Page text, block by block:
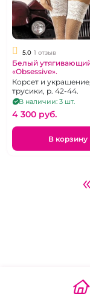
5.0 1 отзыв
Белый
«Obsessive».
Корсет и украшение,
трусики, р. 42-44.
В наличии: 3 шт.
4 300 pуб.
В корзину
«